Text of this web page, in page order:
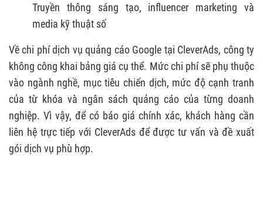
Truyền thông sáng tạo, influencer marketing và
media kỹ thuật số
Về chi phí dịch vụ quảng cáo Google tại CleverAds, công ty
không công khai bảng giá cụ thể. Mức chi phí sẽ phụ thuộc
vào ngành nghề, mục tiêu chiến dịch, mức độ cạnh tranh
của từ khóa và ngân sách quảng cáo của từng doanh
nghiệp. Vì vậy, để có báo giá chính xác, khách hàng cần
liên hệ trực tiếp với CleverAds để được tư vấn và đề xuất
gói dịch vụ phù hợp.